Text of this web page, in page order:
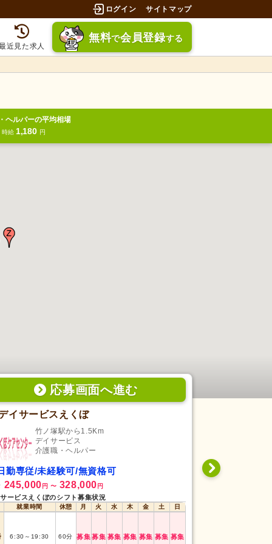
ログイン サイトマップ
近見た求人
無料で会員登録する
ヘルパーの平均相場
時給 1,180 円
応募画面へ進む
イサービスえくぼ
竹ノ塚駅から1.5Km
デイサービス
介護職・ヘルパー
勤専従/未経験可/無資格可
245,000 円 〜 328,000 円
ービスえくぼのシフト募集状況
就業時間 休憩 月 火 水 木 金 土 日
6:30 ～ 19:30 60分 募集募集 募集 募集 募集 募集 募集
日勤専従/未